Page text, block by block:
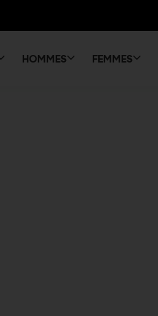
HOMMES FEMMES